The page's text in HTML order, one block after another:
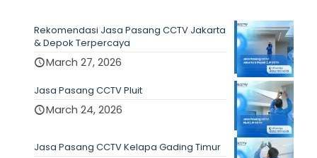
Rekomendasi Jasa Pasang CCTV Jakarta
& Depok Terpercaya
March 27, 2026
Jasa Pasang CCTV Pluit
March 24, 2026
Jasa Pasang CCTV Kelapa Gading Timur